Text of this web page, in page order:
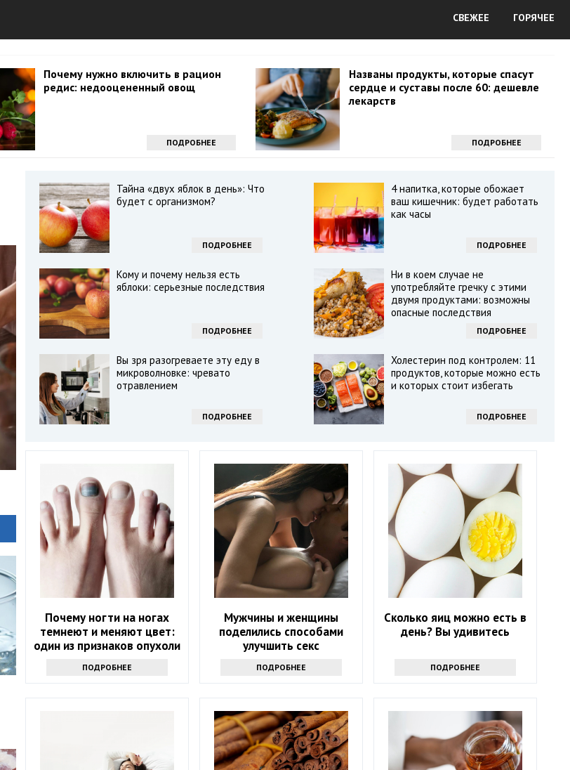
СВЕЖЕЕ ГОРЯЧЕЕ
Почему нужно включить в рацион
редис: недооцененный овощ
ПОДРОБНЕЕ
Названы продукты, которые спасут
сердце и суставы после 60: дешевле
лекарств
ПОДРОБНЕЕ
Тайна «двух яблок в день»: Что
будет с организмом?
ПОДРОБНЕЕ
4 напитка, которые обожает
ваш кишечник: будет работать
как часы
ПОДРОБНЕЕ
Кому и почему нельзя есть
яблоки: серьезные последствия
ПОДРОБНЕЕ
Ни в коем случае не
употребляйте гречку с этими
двумя продуктами: возможны
опасные последствия
ПОДРОБНЕЕ
Вы зря разогреваете эту еду в
микроволновке: чревато
отравлением
ПОДРОБНЕЕ
Холестерин под контролем: 11
продуктов, которые можно есть
и которых стоит избегать
ПОДРОБНЕЕ
Почему ногти на ногах
темнеют и меняют цвет:
один из признаков опухоли
ПОДРОБНЕЕ
Мужчины и женщины
поделились способами
улучшить секс
ПОДРОБНЕЕ
Сколько яиц можно есть в
день? Вы удивитесь
ПОДРОБНЕЕ